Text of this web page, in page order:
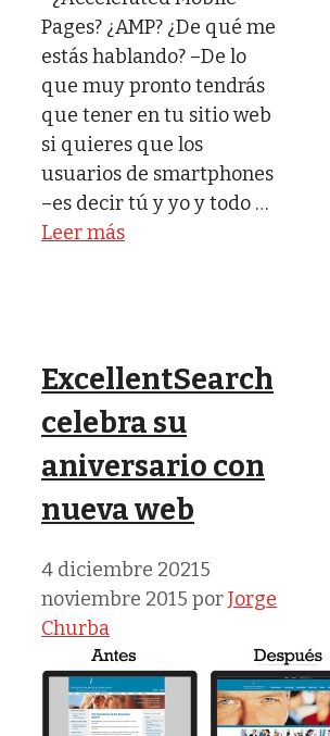
Pages? ¿AMP? ¿De qué me
estás hablando? –De lo
que muy pronto tendrás
que tener en tu sitio web
si quieres que los
usuarios de smartphones
–es decir tú y yo y todo …
Leer más
ExcellentSearch
celebra su
aniversario con
nueva web
4 diciembre 20215
noviembre 2015 porJorge
Churba